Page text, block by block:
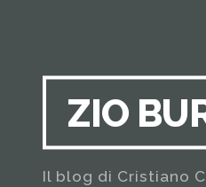
ZIO
Il blog di Cristiano